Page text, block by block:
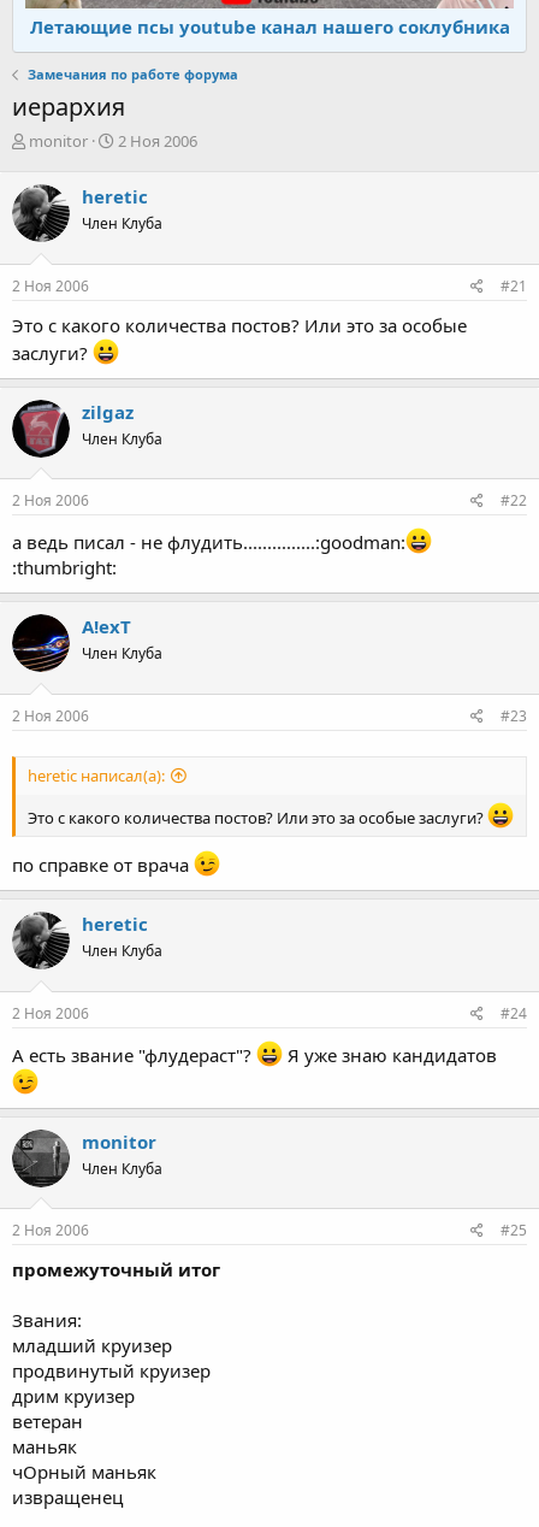
Летающие псы youtube канал нашего соклубника
Замечания по работе форума
иерархия
А
т
о
р
т
е
м
monitor
Д
а
н
ч
а
2 Ноя 2006
heretic
Член Клуба
2 Ноя 2006 #21
Это с какого количества постов? Или это за особые
заслуги?
zilgaz
Член Клуба
2 Ноя 2006 #22
а ведь писал - не флудить...............:goodman:
:thumbright:
A!exT
Член Клуба
2 Ноя 2006 #23
heretic написал(а):
Это с какого количества постов? Или это за особые заслуги?
по справке от врача
heretic
Член Клуба
2 Ноя 2006 #24
А есть звание "флудераст"? Я уже знаю кандидатов
monitor
Член Клуба
2 Ноя 2006 #25
промежуточный итог
Звания:
младший круизер
продвинутый круизер
дрим круизер
ветеран
маньяк
чОрный маньяк
извращенец